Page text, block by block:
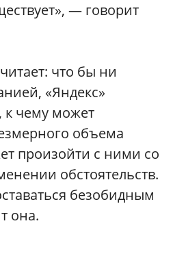
— говорит
что бы ни
«Яндекс»
к чему может
объема
произойти с ними со
обстоятельств.
безобидным
она.